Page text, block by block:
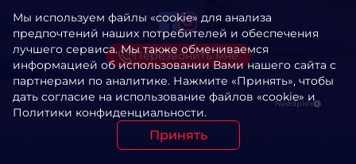
Перезвонить мне
Needplex
Мы используем файлы «cookie» для анализа
предпочтений наших потребителей и обеспечения
лучшего сервиса. Мы также обмениваемся
информацией об использовании Вами нашего сайта с
партнерами по аналитике. Нажмите «Принять», чтобы
дать согласие на использование файлов «cookie» и
Политики конфиденциальности.
Принять